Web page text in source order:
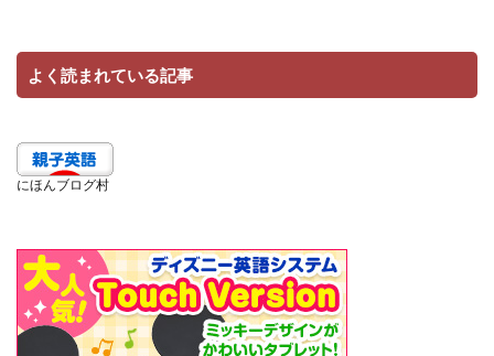
よく読まれている記事
にほんブログ村